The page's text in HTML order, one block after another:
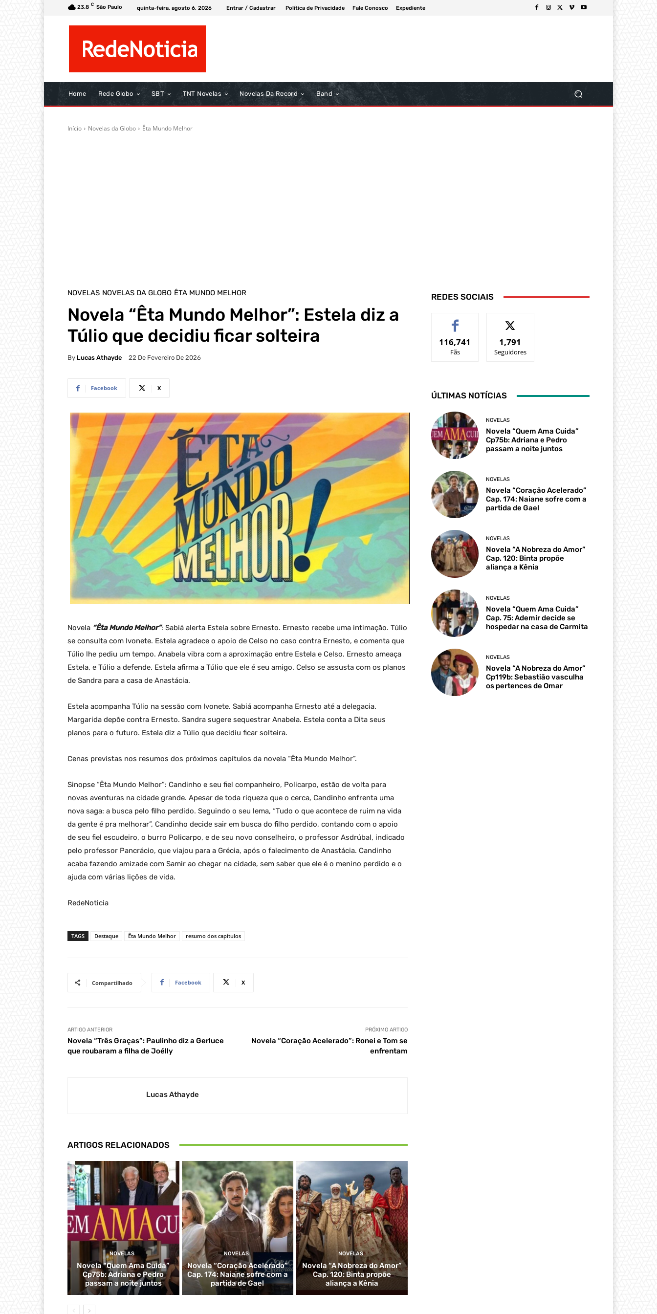
23.8 C São Paulo quinta-feira, agosto 6, 2026 Entrar / Cadastrar Política de Privacidade Fale Conosco Expediente
Home Rede Globo SBT TNT Novelas Novelas Da Record Band
Início Novelas da Globo Êta Mundo Melhor
NOVELAS NOVELAS DA GLOBO ÊTA MUNDO MELHOR
Novela “Êta Mundo Melhor”: Estela diz a
Túlio que decidiu ficar solteira
By Lucas Athayde 22 De Fevereiro De 2026
Facebook X
Novela “Êta Mundo Melhor”: Sabiá alerta Estela sobre Ernesto. Ernesto recebe uma intimação. Túlio
se consulta com Ivonete. Estela agradece o apoio de Celso no caso contra Ernesto, e comenta que
Túlio lhe pediu um tempo. Anabela vibra com a aproximação entre Estela e Celso. Ernesto ameaça
Estela, e Túlio a defende. Estela afirma a Túlio que ele é seu amigo. Celso se assusta com os planos
de Sandra para a casa de Anastácia.
Estela acompanha Túlio na sessão com Ivonete. Sabiá acompanha Ernesto até a delegacia.
Margarida depõe contra Ernesto. Sandra sugere sequestrar Anabela. Estela conta a Dita seus
planos para o futuro. Estela diz a Túlio que decidiu ficar solteira.
Cenas previstas nos resumos dos próximos capítulos da novela “Êta Mundo Melhor”.
Sinopse “Êta Mundo Melhor”: Candinho e seu fiel companheiro, Policarpo, estão de volta para
novas aventuras na cidade grande. Apesar de toda riqueza que o cerca, Candinho enfrenta uma
nova saga: a busca pelo filho perdido. Seguindo o seu lema, “Tudo o que acontece de ruim na vida
da gente é pra melhorar”, Candinho decide sair em busca do filho perdido, contando com o apoio
de seu fiel escudeiro, o burro Policarpo, e de seu novo conselheiro, o professor Asdrúbal, indicado
pelo professor Pancrácio, que viajou para a Grécia, após o falecimento de Anastácia. Candinho
acaba fazendo amizade com Samir ao chegar na cidade, sem saber que ele é o menino perdido e o
ajuda com várias lições de vida.
RedeNoticia
TAGS Destaque Êta Mundo Melhor resumo dos capítulos
Compartilhado Facebook X
ARTIGO ANTERIOR
Novela “Três Graças”: Paulinho diz a Gerluce
que roubaram a filha de Joélly
PRÓXIMO ARTIGO
Novela “Coração Acelerado”: Ronei e Tom se
enfrentam
Lucas Athayde
ARTIGOS RELACIONADOS
NOVELAS
Novela “Quem Ama Cuida”
Cp75b: Adriana e Pedro
passam a noite juntos
NOVELAS
Novela “Coração Acelerado”
Cap. 174: Naiane sofre com a
partida de Gael
NOVELAS
Novela “A Nobreza do Amor”
Cap. 120: Binta propõe
aliança a Kênia
REDES SOCIAIS
116,741
Fãs
1,791
Seguidores
ÚLTIMAS NOTÍCIAS
NOVELAS
Novela “Quem Ama Cuida”
Cp75b: Adriana e Pedro
passam a noite juntos
NOVELAS
Novela “Coração Acelerado”
Cap. 174: Naiane sofre com a
partida de Gael
NOVELAS
Novela “A Nobreza do Amor”
Cap. 120: Binta propõe
aliança a Kênia
NOVELAS
Novela “Quem Ama Cuida”
Cap. 75: Ademir decide se
hospedar na casa de Carmita
NOVELAS
Novela “A Nobreza do Amor”
Cp119b: Sebastião vasculha
os pertences de Omar